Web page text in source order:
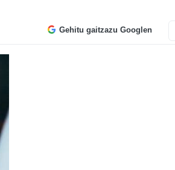
Gehitu gaitzazu Googlen